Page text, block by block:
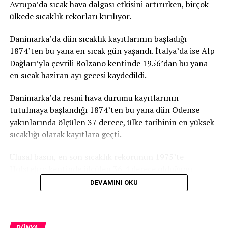
Avrupa’da sıcak hava dalgası etkisini artırırken, birçok
ülkede sıcaklık rekorları kırılıyor.
Danimarka’da dün sıcaklık kayıtlarının başladığı
1874’ten bu yana en sıcak gün yaşandı. İtalya’da ise Alp
Dağları’yla çevrili Bolzano kentinde 1956’dan bu yana
en sıcak haziran ayı gecesi kaydedildi.
Danimarka’da resmi hava durumu kayıtlarının
tutulmaya başlandığı 1874’ten bu yana dün Odense
yakınlarında ölçülen 37 derece, ülke tarihinin en yüksek
sıcaklığı olarak kayıtlara geçti.
haziran ayı için ise en son 1947’de 35,5 dereceyle rekor
kırıldığını anımsattı.
DEVAMINI OKU